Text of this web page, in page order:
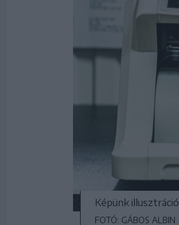
Képünk illusztráció
FOTÓ: GÁBOS ALBIN